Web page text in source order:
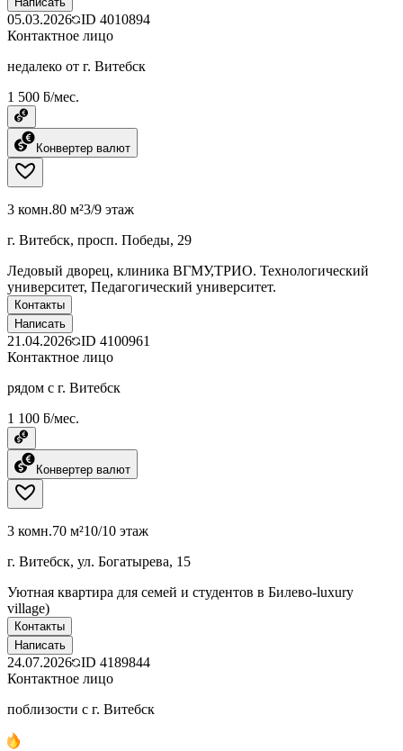
05.03.2026 ID 4010894
Контактное лицо
недалеко от г. Витебск
1 500 ƃ/мес.
Конвертер валют
3 комн.80 м²3/9 этаж
г. Витебск, просп. Победы, 29
Ледовый дворец, клиника ВГМУ,ТРИО. Технологический
университет, Педагогический университет.
Контакты
Написать
21.04.2026 ID 4100961
Контактное лицо
рядом с г. Витебск
1 100 ƃ/мес.
Конвертер валют
3 комн.70 м²10/10 этаж
г. Витебск, ул. Богатырева, 15
Уютная квартира для семей и студентов в Билево-luxury
village)
Контакты
Написать
24.07.2026 ID 4189844
Контактное лицо
поблизости с г. Витебск